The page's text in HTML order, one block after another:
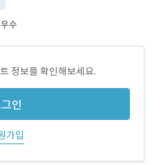
수
정보를 확인해보세요.
인
가입